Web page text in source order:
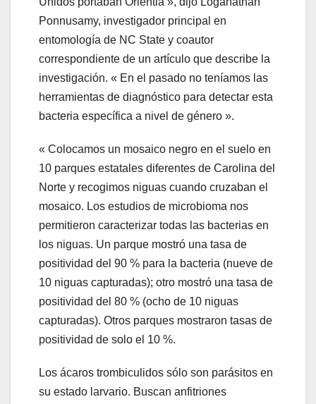
Ponnusamy, investigador principal en
entomología de NC State y coautor
correspondiente de un artículo que describe la
investigación. « En el pasado no teníamos las
herramientas de diagnóstico para detectar esta
bacteria específica a nivel de género ».
« Colocamos un mosaico negro en el suelo en
10 parques estatales diferentes de Carolina del
Norte y recogimos niguas cuando cruzaban el
mosaico. Los estudios de microbioma nos
permitieron caracterizar todas las bacterias en
los niguas. Un parque mostró una tasa de
positividad del 90 % para la bacteria (nueve de
10 niguas capturadas); otro mostró una tasa de
positividad del 80 % (ocho de 10 niguas
capturadas). Otros parques mostraron tasas de
positividad de solo el 10 %.
Los ácaros trombiculidos sólo son parásitos en
su estado larvario. Buscan anfitriones